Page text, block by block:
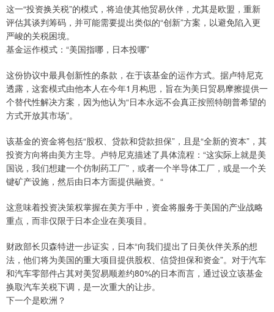
这一“投资换关税”的模式，将迫使其他贸易伙伴，尤其是欧盟，重新
评估其谈判筹码，并可能需要提出类似的“创新”方案，以避免陷入更
严峻的关税困境。
基金运作模式：“美国指哪，日本投哪”
这份协议中最具创新性的条款，在于该基金的运作方式。据卢特尼克
透露，这套模式由他本人在今年1月构思，旨在为美日贸易摩擦提供一
个替代性解决方案，因为他认为“日本永远不会真正按照特朗普希望的
方式开放其市场”。
该基金的资金将包括“股权、贷款和贷款担保”，且是“全新的资本”，其
投资方向将由美方主导。卢特尼克描述了具体流程：“这实际上就是美
国说，我们想建一个仿制药工厂”，或者一个半导体工厂，或是一个关
键矿产设施，然后由日本方面提供融资。“
这意味着投资决策权掌握在美方手中，资金将服务于美国的产业战略
重点，而非仅限于日本企业在美项目。
财政部长贝森特进一步证实，日本“向我们提出了日美伙伴关系的想
法，他们将为美国的重大项目提供股权、信贷担保和资金”。对于汽车
和汽车零部件占其对美贸易顺差约80%的日本而言，通过设立该基金
换取汽车关税下调，是一次重大的让步。
下一个是欧洲？